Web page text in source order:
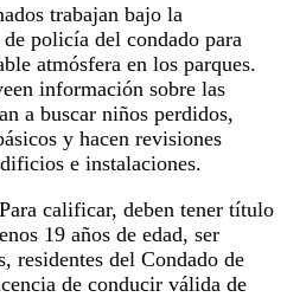
trabajan bajo la
policía del condado para
atmósfera en los parques.
información sobre las
a buscar niños perdidos,
y hacen revisiones
e instalaciones.
calificar, deben tener título
19 años de edad, ser
residentes del Condado de
de conducir válida de